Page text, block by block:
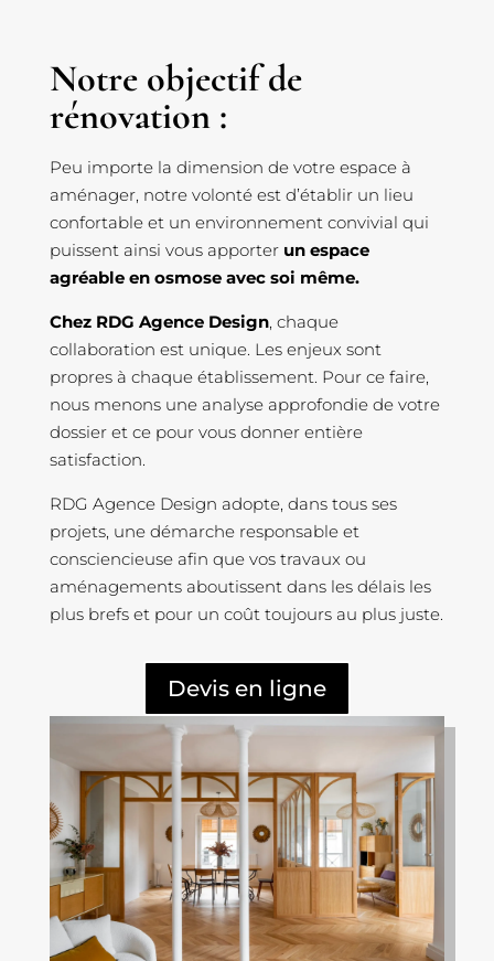
Notre objectif de
rénovation :
Peu importe la dimension de votre espace à
aménager, notre volonté est d’établir un lieu
confortable et un environnement convivial qui
puissent ainsi vous apporter un espace
agréable en osmose avec soi même.
Chez RDG Agence Design, chaque
collaboration est unique. Les enjeux sont
propres à chaque établissement. Pour ce faire,
nous menons une analyse approfondie de votre
dossier et ce pour vous donner entière
satisfaction.
RDG Agence Design adopte, dans tous ses
projets, une démarche responsable et
consciencieuse afin que vos travaux ou
aménagements aboutissent dans les délais les
plus brefs et pour un coût toujours au plus juste.
Devis en ligne